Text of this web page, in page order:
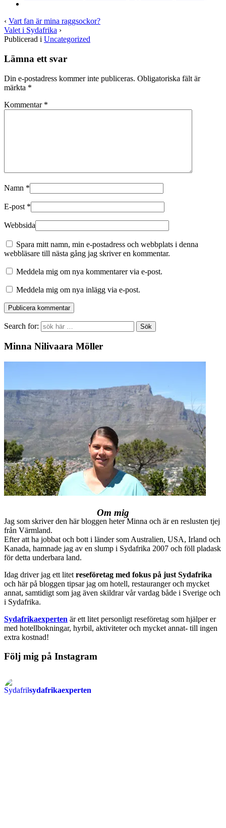
‹ Vart fan är mina raggsockor?
Valet i Sydafrika ›
Publicerad i Uncategorized
Lämna ett svar
Din e-postadress kommer inte publiceras. Obligatoriska fält är
märkta *
Kommentar *
Namn *
E-post *
Webbsida
Spara mitt namn, min e-postadress och webbplats i denna
webbläsare till nästa gång jag skriver en kommentar.
Meddela mig om nya kommentarer via e-post.
Meddela mig om nya inlägg via e-post.
Search for:
Minna Nilivaara Möller
Om mig
Jag som skriver den här bloggen heter Minna och är en reslusten tjej
från Värmland.
Efter att ha jobbat och bott i länder som Australien, USA, Irland och
Kanada, hamnade jag av en slump i Sydafrika 2007 och föll pladask
för detta underbara land.
Idag driver jag ett litet reseföretag med fokus på just Sydafrika
och här på bloggen tipsar jag om hotell, restauranger och mycket
annat, samtidigt som jag även skildrar vår vardag både i Sverige och
i Sydafrika.
Sydafrikaexperten är ett litet personligt reseföretag som hjälper er
med hotellbokningar, hyrbil, aktiviteter och mycket annat- till ingen
extra kostnad!
Följ mig på Instagram
sydafrikaexperten